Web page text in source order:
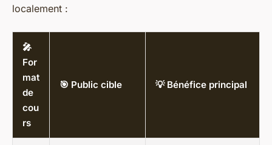
localement :
🎤
For
mat
de
cou
rs
🎯 Public cible 💡 Bénéfice principal